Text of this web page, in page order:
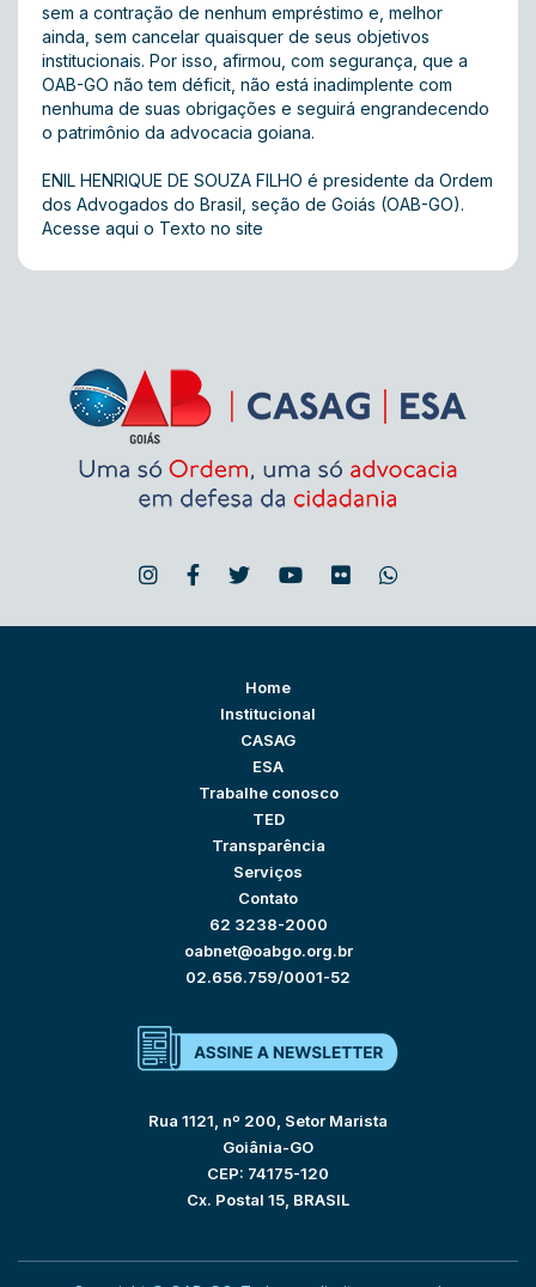
sem a contração de nenhum empréstimo e, melhor
ainda, sem cancelar quaisquer de seus objetivos
institucionais. Por isso, afirmou, com segurança, que a
OAB-GO não tem déficit, não está inadimplente com
nenhuma de suas obrigações e seguirá engrandecendo
o patrimônio da advocacia goiana.
ENIL HENRIQUE DE SOUZA FILHO é presidente da Ordem
dos Advogados do Brasil, seção de Goiás (OAB-GO).
Acesse aqui o Texto no site
Home
Institucional
CASAG
ESA
Trabalhe conosco
TED
Transparência
Serviços
Contato
62 3238-2000
oabnet@oabgo.org.br
02.656.759/0001-52
Rua 1121, nº 200, Setor Marista
Goiânia-GO
CEP: 74175-120
Cx. Postal 15, BRASIL